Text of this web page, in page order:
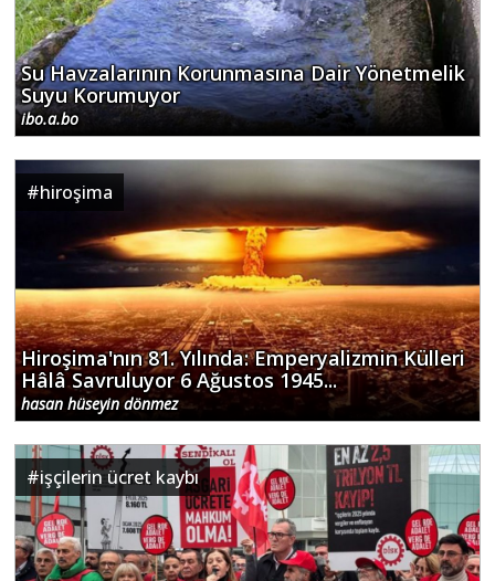
Su Havzalarının Korunmasına Dair Yönetmelik
Suyu Korumuyor
ibo.a.bo
#hiroşima
Hiroşima'nın 81. Yılında: Emperyalizmin Külleri
Hâlâ Savruluyor 6 Ağustos 1945...
hasan hüseyin dönmez
#işçilerin ücret kaybı